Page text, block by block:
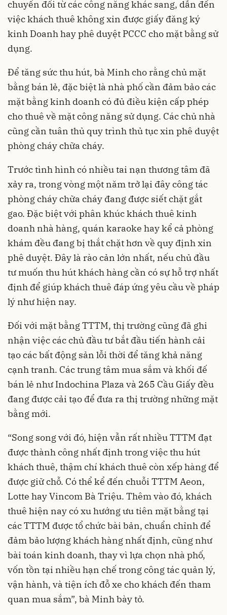
chuyển đổi từ các công năng khác sang, dẫn đến
việc khách thuê không xin được giấy đăng ký
kinh Doanh hay phê duyệt PCCC cho mặt bằng sử
dụng.
Để tăng sức thu hút, bà Minh cho rằng chủ mặt
bằng bán lẻ, đặc biệt là nhà phố cần đảm bảo các
mặt bằng kinh doanh có đủ điều kiện cấp phép
cho thuê về mặt công năng sử dụng. Các chủ nhà
cũng cần tuân thủ quy trình thủ tục xin phê duyệt
phòng cháy chữa cháy.
Trước tình hình có nhiều tai nạn thương tâm đã
xảy ra, trong vòng một năm trở lại đây công tác
phòng cháy chữa cháy đang được siết chặt gắt
gao. Đặc biệt với phân khúc khách thuê kinh
doanh nhà hàng, quán karaoke hay kể cả phòng
khám đều đang bị thắt chặt hơn về quy định xin
phê duyệt. Đây là rào cản lớn nhất, nếu chủ đầu
tư muốn thu hút khách hàng cần có sự hỗ trợ nhất
định để giúp khách thuê đáp ứng yêu cầu về pháp
lý như hiện nay.
Đối với mặt bằng TTTM, thị trường cũng đã ghi
nhận việc các chủ đầu tư bắt đầu tiến hành cải
tạo các bất động sản lỗi thời để tăng khả năng
cạnh tranh. Các trung tâm mua sắm và khối đế
bán lẻ như Indochina Plaza và 265 Cầu Giấy đều
đang được cải tạo để đưa ra thị trường những mặt
bằng mới.
“Song song với đó, hiện vẫn rất nhiều TTTM đạt
được thành công nhất định trong việc thu hút
khách thuê, thậm chí khách thuê còn xếp hàng để
được giữ chỗ. Có thể kể đến chuỗi TTTM Aeon,
Lotte hay Vincom Bà Triệu. Thêm vào đó, khách
thuê hiện nay có xu hướng ưu tiên mặt bằng tại
các TTTM được tổ chức bài bản, chuẩn chỉnh để
đảm bảo lượng khách hàng nhất định, cũng như
bài toán kinh doanh, thay vì lựa chọn nhà phố,
vốn tồn tại nhiều hạn chế trong công tác quản lý,
vận hành, và tiện ích đỗ xe cho khách đến tham
quan mua sắm”, bà Minh bày tỏ.